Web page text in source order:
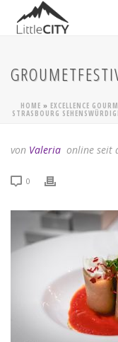
HOME » EXCELLENCE
STRASBOURG
von Valeria online seit
0